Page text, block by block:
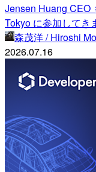
Jensen Huang CEO
Tokyo に参加してき
森茂洋 / Hiroshi
2026.07.16